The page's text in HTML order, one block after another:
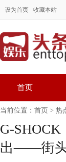
设为首页 收藏本站
首页
当前位置： 首页 > 热
G-
出——街头